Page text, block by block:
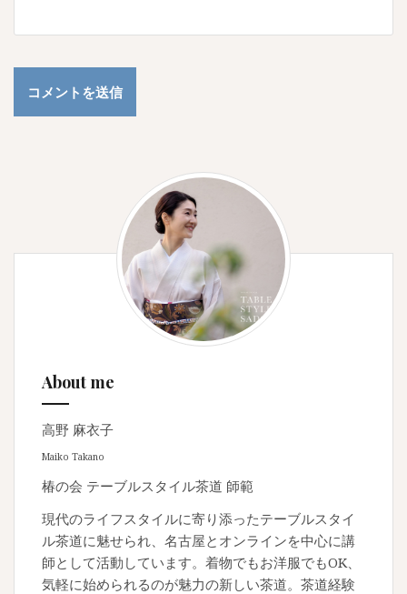
About me
高野 麻衣子
Maiko Takano
椿の会 テーブルスタイル茶道 師範
現代のライフスタイルに寄り添ったテーブルスタイ
ル茶道に魅せられ、名古屋とオンラインを中心に講
師として活動しています。着物でもお洋服でもOK、
気軽に始められるのが魅力の新しい茶道。茶道経験